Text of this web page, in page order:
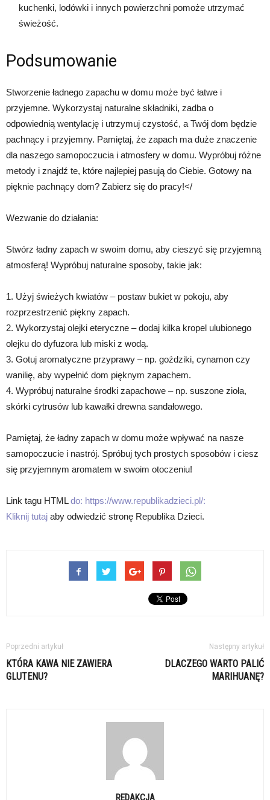
kuchenki, lodówki i innych powierzchni pomoże utrzymać
świeżość.
Podsumowanie
Stworzenie ładnego zapachu w domu może być łatwe i
przyjemne. Wykorzystaj naturalne składniki, zadba o
odpowiednią wentylację i utrzymuj czystość, a Twój dom będzie
pachnący i przyjemny. Pamiętaj, że zapach ma duże znaczenie
dla naszego samopoczucia i atmosfery w domu. Wypróbuj różne
metody i znajdź te, które najlepiej pasują do Ciebie. Gotowy na
pięknie pachnący dom? Zabierz się do pracy!</
Wezwanie do działania:
Stwórz ładny zapach w swoim domu, aby cieszyć się przyjemną
atmosferą! Wypróbuj naturalne sposoby, takie jak:
1. Użyj świeżych kwiatów – postaw bukiet w pokoju, aby
rozprzestrzenić piękny zapach.
2. Wykorzystaj olejki eteryczne – dodaj kilka kropel ulubionego
olejku do dyfuzora lub miski z wodą.
3. Gotuj aromatyczne przyprawy – np. goździki, cynamon czy
wanilię, aby wypełnić dom pięknym zapachem.
4. Wypróbuj naturalne środki zapachowe – np. suszone zioła,
skórki cytrusów lub kawałki drewna sandałowego.
Pamiętaj, że ładny zapach w domu może wpływać na nasze
samopoczucie i nastrój. Spróbuj tych prostych sposobów i ciesz
się przyjemnym aromatem w swoim otoczeniu!
Link tagu HTMLdo: https://www.republikadzieci.pl/:
Kliknij tutaj aby odwiedzić stronę Republika Dzieci.
Poprzedni artykuł
KTÓRA KAWA NIE ZAWIERA
GLUTENU?
Następny artykuł
DLACZEGO WARTO PALIĆ
MARIHUANĘ?
REDAKCJA